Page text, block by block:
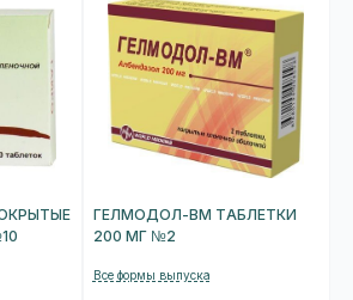
ГЕЛМОДОЛ-ВМ ТАБЛЕТКИ
200 МГ №2
Все формы выпуска